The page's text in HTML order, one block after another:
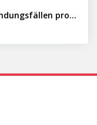
Künstliche Intelligenz in EAM-Anwendungsfällen professionell nutzen